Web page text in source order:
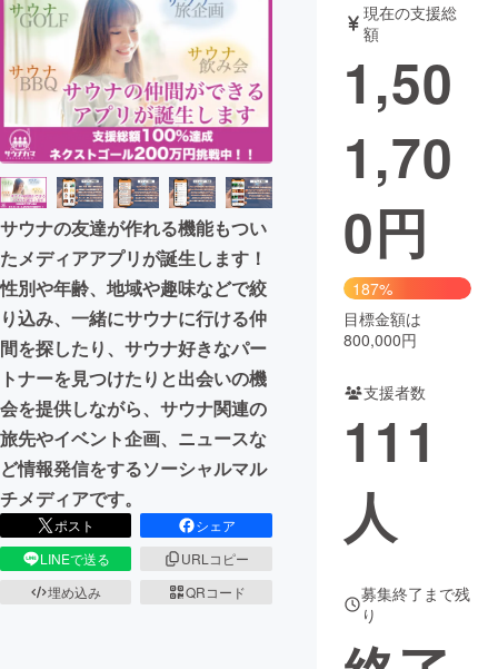
テクノロジー・ガジェット
映像・映画 書籍・雑誌
ビジネス・起業 チャレンジ
まちづくり・地域活性化
CAMPFIRE for Social Good
CAMPFIRE Creation
CAMPFIREふるさと納税machi-ya コミュニティ
サウナの友達が作れる機能もつい
たメディアアプリが誕生します！
性別や年齢、地域や趣味などで絞
り込み、一緒にサウナに行ける仲
間を探したり、サウナ好きなパー
トナーを見つけたりと出会いの機
会を提供しながら、サウナ関連の
旅先やイベント企画、ニュースな
ど情報発信をするソーシャルマル
チメディアです。
ポスト
シェア
LINEで送る
URLコピー
埋め込み
QRコード
現在の支援総
額
1,50
1,70
0円
187%
目標金額は
800,000円
支援者数
111
人
募集終了まで残
り